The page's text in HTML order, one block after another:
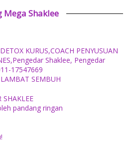
Mega Shaklee
KURUS,COACH PENYUSUAN
Shaklee, Pengedar
17547669
SEMBUH
SHAKLEE
pandang ringan